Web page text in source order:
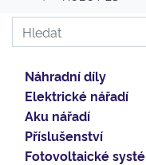
Náhradní díly
Elektrické nářadí
Aku nářadí
Příslušenství
Fotovoltaické